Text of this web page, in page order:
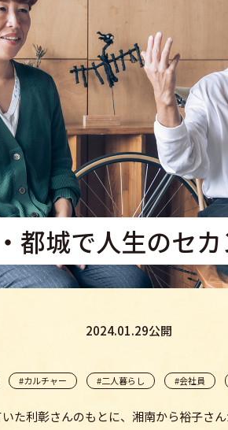
都城で人生のセカ
2024.01.29公開
#カルチャー #二人暮らし #会社員
た利彰さんのもとに、湘南から裕子さ